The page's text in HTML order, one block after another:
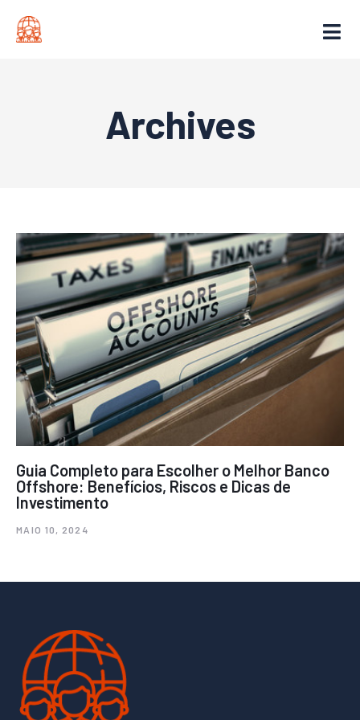
Archives
Guia Completo para Escolher o Melhor Banco
Offshore: Benefícios, Riscos e Dicas de
Investimento
MAIO 10, 2024